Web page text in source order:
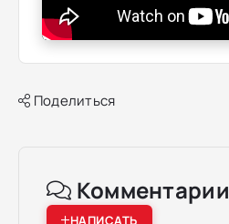
Поделиться
Комментарии
НАПИСАТЬ